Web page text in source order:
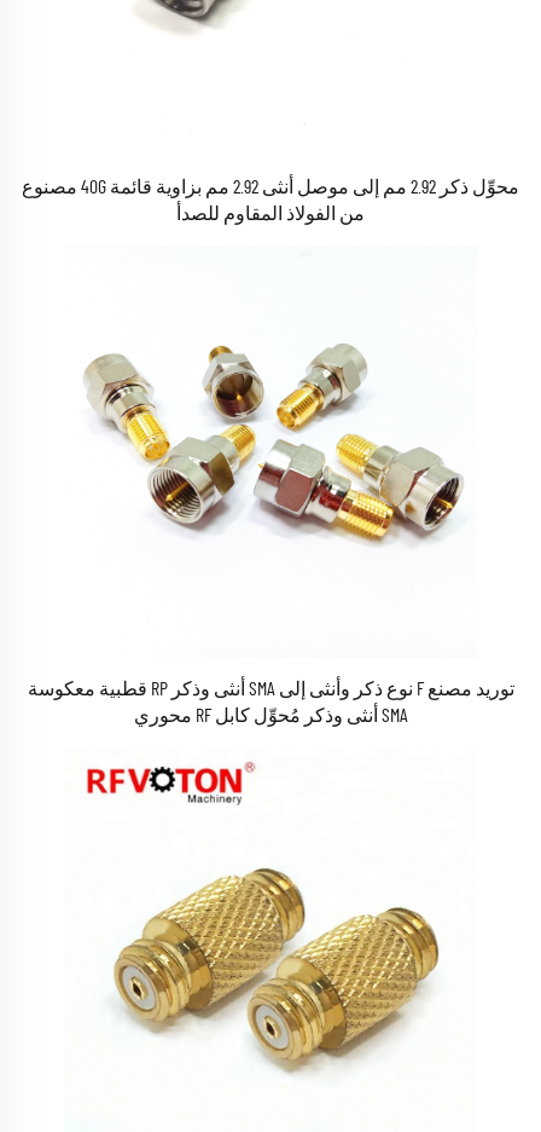
محوِّل ذكر 2.92 مم إلى موصل أنثى 2.92 مم بزاوية قائمة 40G مصنوع
من الفولاذ المقاوم للصدأ
توريد مصنع F نوع ذكر وأنثى إلى SMA أنثى وذكر RP قطبية معكوسة
SMA أنثى وذكر مُحوِّل كابل RF محوري